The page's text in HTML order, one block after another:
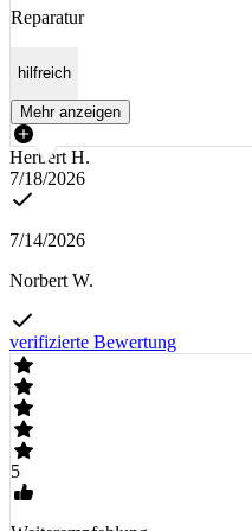
Reparatur
hilfreich
Mehr anzeigen
Herbert H.
7/18/2026
7/14/2026
Norbert W.
verifizierte Bewertung
5